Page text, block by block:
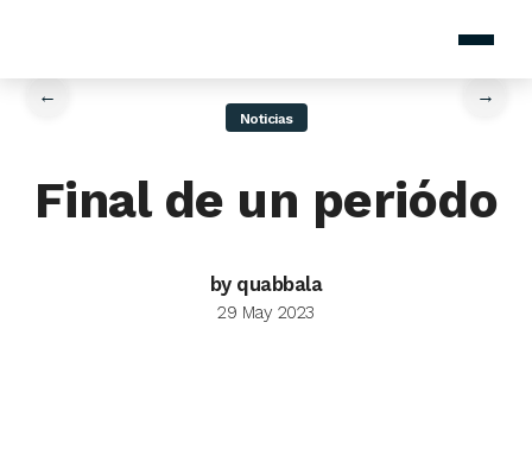
←
Noticias
→
Final de un periódo
by quabbala
29 May 2023